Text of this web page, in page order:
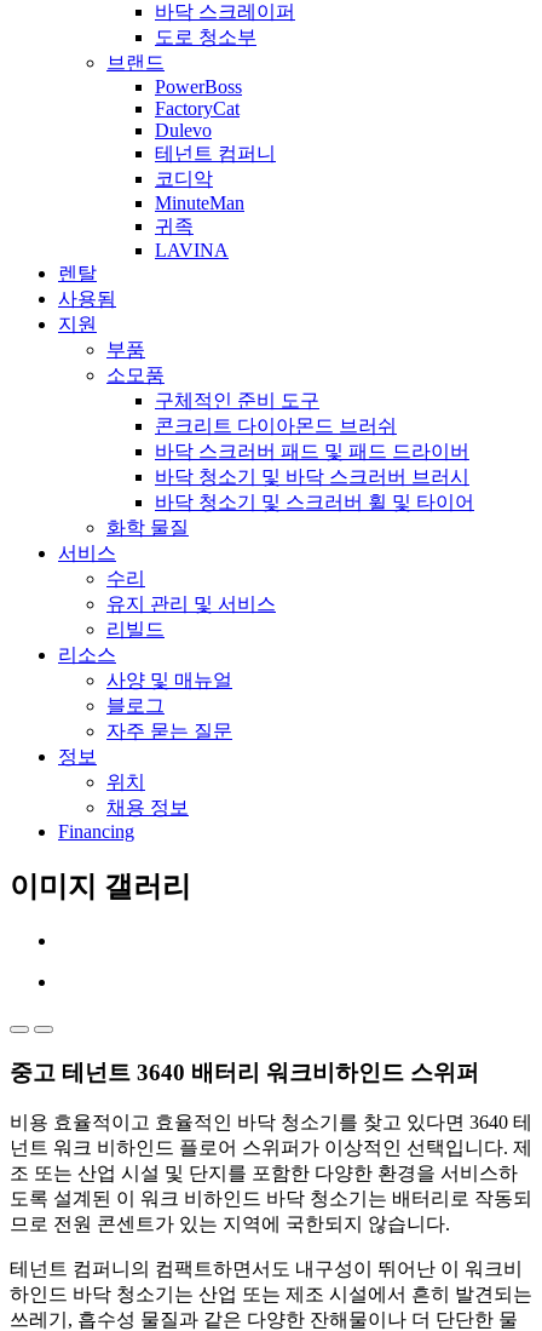
바닥 스크레이퍼
도로 청소부
브랜드
PowerBoss
FactoryCat
Dulevo
테넌트 컴퍼니
코디악
MinuteMan
귀족
LAVINA
렌탈
사용됨
지원
부품
소모품
구체적인 준비 도구
콘크리트 다이아몬드 브러쉬
바닥 스크러버 패드 및 패드 드라이버
바닥 청소기 및 바닥 스크러버 브러시
바닥 청소기 및 스크러버 휠 및 타이어
화학 물질
서비스
수리
유지 관리 및 서비스
리빌드
리소스
사양 및 매뉴얼
블로그
자주 묻는 질문
정보
위치
채용 정보
Financing
이미지 갤러리
중고 테넌트 3640 배터리 워크비하인드 스위퍼
비용 효율적이고 효율적인 바닥 청소기를 찾고 있다면 3640 테
넌트 워크 비하인드 플로어 스위퍼가 이상적인 선택입니다. 제
조 또는 산업 시설 및 단지를 포함한 다양한 환경을 서비스하
도록 설계된 이 워크 비하인드 바닥 청소기는 배터리로 작동되
므로 전원 콘센트가 있는 지역에 국한되지 않습니다.
테넌트 컴퍼니의 컴팩트하면서도 내구성이 뛰어난 이 워크비
하인드 바닥 청소기는 산업 또는 제조 시설에서 흔히 발견되는
쓰레기, 흡수성 물질과 같은 다양한 잔해물이나 더 단단한 물